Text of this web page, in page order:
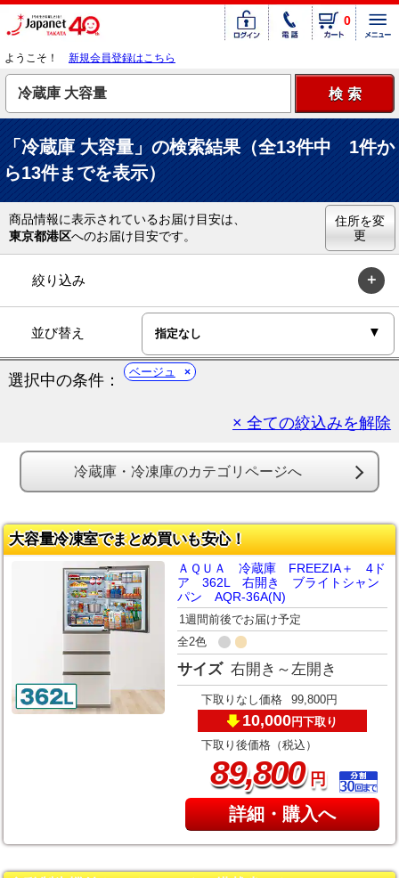
0
ようこそ！ 新規会員登録はこちら
「冷蔵庫 大容量」の検索結果（全13件中 1件か
ら13件までを表示）
商品情報に表示されているお届け目安は、
東京都港区へのお届け目安です。
住所を変
更
絞り込み
並び替え
選択中の条件： ベージュ
× 全ての絞込みを解除
冷蔵庫・冷凍庫のカテゴリページへ
大容量冷凍室でまとめ買いも安心！
ＡＱＵＡ 冷蔵庫 FREEZIA＋ 4ド
ア 362L 右開き ブライトシャン
パン AQR-36A(N)
1週間前後でお届け予定
全2色
サイズ 右開き～左開き
下取りなし価格 99,800円
10,000円下取り
下取り後価格（税込）
89,800円
詳細・購入へ